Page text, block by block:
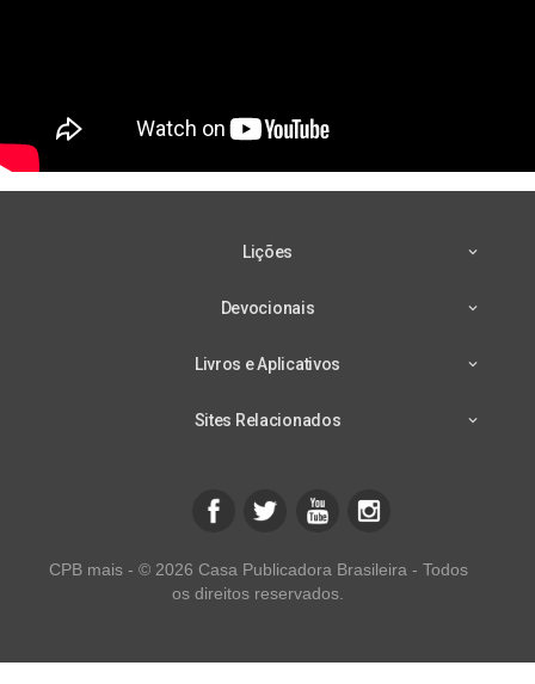
Lições
Devocionais
Livros e Aplicativos
Sites Relacionados
CPB mais - © 2026 Casa Publicadora Brasileira - Todos
os direitos reservados.